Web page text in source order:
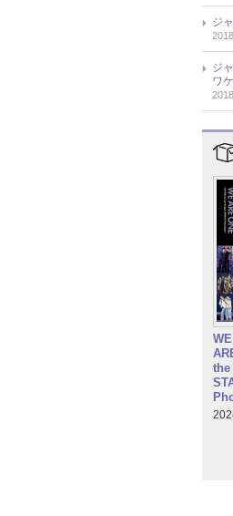
ジ
ジ
ワケ
the